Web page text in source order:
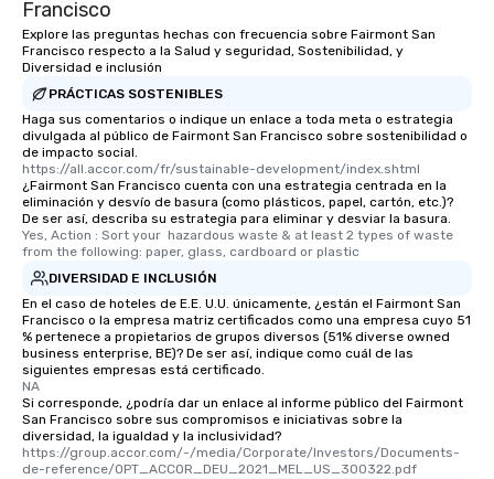
Francisco
Explore las preguntas hechas con frecuencia sobre Fairmont San
Francisco respecto a la Salud y seguridad, Sostenibilidad, y
Diversidad e inclusión
PRÁCTICAS SOSTENIBLES
Haga sus comentarios o indique un enlace a toda meta o estrategia
divulgada al público de Fairmont San Francisco sobre sostenibilidad o
de impacto social.
https://all.accor.com/fr/sustainable-development/index.shtml
¿Fairmont San Francisco cuenta con una estrategia centrada en la
eliminación y desvío de basura (como plásticos, papel, cartón, etc.)?
De ser así, describa su estrategia para eliminar y desviar la basura.
Yes, Action : Sort your  hazardous waste & at least 2 types of waste
from the following: paper, glass, cardboard or plastic
DIVERSIDAD E INCLUSIÓN
En el caso de hoteles de E.E. U.U. únicamente, ¿están el Fairmont San
Francisco o la empresa matriz certificados como una empresa cuyo 51
% pertenece a propietarios de grupos diversos (51% diverse owned
business enterprise, BE)? De ser así, indique como cuál de las
siguientes empresas está certificado.
NA
Si corresponde, ¿podría dar un enlace al informe público del Fairmont
San Francisco sobre sus compromisos e iniciativas sobre la
diversidad, la igualdad y la inclusividad?
https://group.accor.com/-/media/Corporate/Investors/Documents-
de-reference/OPT_ACCOR_DEU_2021_MEL_US_300322.pdf